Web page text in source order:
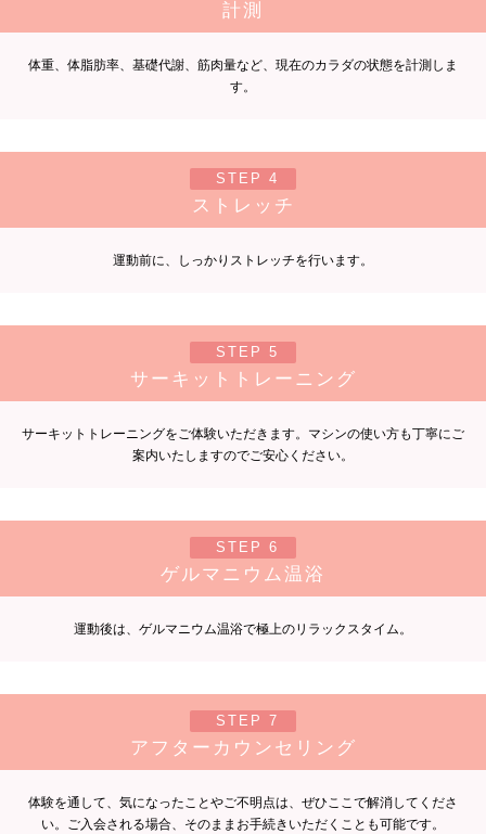
計測
体重、体脂肪率、基礎代謝、筋肉量など、現在のカラダの状態を計測しま
す。
STEP 4
ストレッチ
運動前に、しっかりストレッチを行います。
STEP 5
サーキットトレーニング
サーキットトレーニングをご体験いただきます。マシンの使い方も丁寧にご
案内いたしますのでご安心ください。
STEP 6
ゲルマニウム温浴
運動後は、ゲルマニウム温浴で極上のリラックスタイム。
STEP 7
アフターカウンセリング
体験を通して、気になったことやご不明点は、ぜひここで解消してくださ
い。ご入会される場合、そのままお手続きいただくことも可能です。